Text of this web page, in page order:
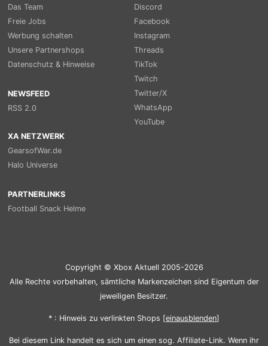
Das Team
Freie Jobs
Werbung schalten
Unsere Partnershops
Datenschutz & Hinweise
NEWSFEED
RSS 2.0
Discord
Facebook
Instagram
Threads
TikTok
Twitch
Twitter/X
WhatsApp
YouTube
XA NETZWERK
GearsofWar.de
Halo Universe
PARTNERLINKS
Football Snack Helme
Copyright © Xbox Aktuell 2005-2026
Alle Rechte vorbehalten, sämtliche Markenzeichen sind Eigentum der
jeweiligen Besitzer.
* : Hinweis zu verlinkten Shops [einausblenden]
Bei diesem Link handelt es sich um einen sog. Affiliate-Link. Wenn ihr